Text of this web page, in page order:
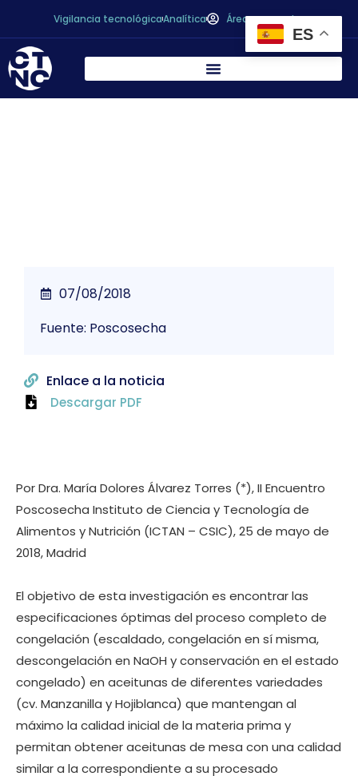
Vigilancia tecnológicaAnalítica Área personal
Por Dra. María Dolores Álvarez Torres (*), II Encuentro
Poscosecha Instituto de Ciencia y Tecnología de
Alimentos y Nutrición (ICTAN – CSIC), 25 de mayo de
2018, Madrid
El objetivo de esta investigación es encontrar las
especificaciones óptimas del proceso completo de
congelación (escaldado, congelación en sí misma,
descongelación en NaOH y conservación en el estado
congelado) en aceitunas de diferentes variedades
(cv. Manzanilla y Hojiblanca) que mantengan al
máximo la calidad inicial de la materia prima y
permitan obtener aceitunas de mesa con una calidad
similar a la correspondiente a su procesado
07/08/2018
Fuente: Poscosecha
Enlace a la noticia
Descargar PDF
ES